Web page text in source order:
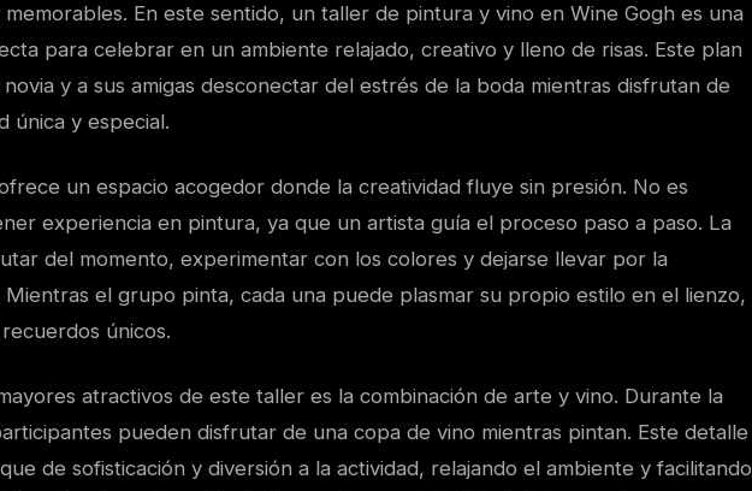
En este sentido, un taller de pintura y vino en Wine Gogh es una
para celebrar en un ambiente relajado, creativo y lleno de risas. Este plan
y a sus amigas desconectar del estrés de la boda mientras disfrutan de
única y especial.
un espacio acogedor donde la creatividad fluye sin presión. No es
experiencia en pintura, ya que un artista guía el proceso paso a paso. La
del momento, experimentar con los colores y dejarse llevar por la
Mientras el grupo pinta, cada una puede plasmar su propio estilo en el lienzo,
únicos.
atractivos de este taller es la combinación de arte y vino. Durante la
pueden disfrutar de una copa de vino mientras pintan. Este detalle
de sofisticación y diversión a la actividad, relajando el ambiente y facilitando